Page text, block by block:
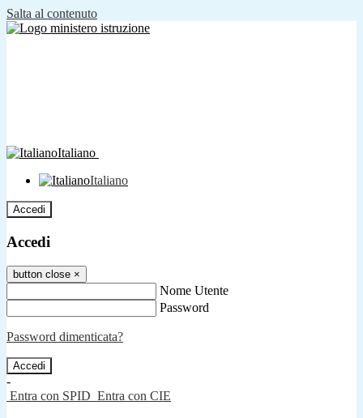
Salta al contenuto
Italiano
Italiano
Accedi
Accedi
button close ×
Nome Utente
Password
Password dimenticata?
-
Entra con SPID Entra con CIE